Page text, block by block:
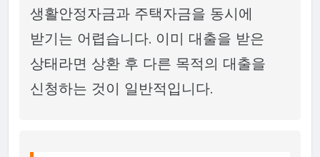
생활안정자금과 주택자금을 동시에
받기는 어렵습니다. 이미 대출을 받은
상태라면 상환 후 다른 목적의 대출을
신청하는 것이 일반적입니다.